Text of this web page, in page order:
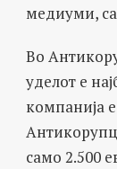
медиуми,
Во
уделот е
компанија
само 2.500